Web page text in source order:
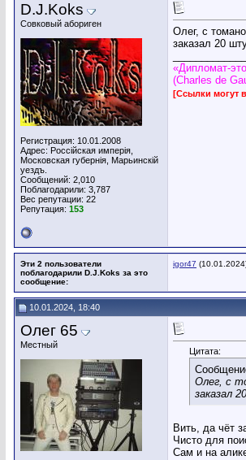
D.J.Koks
Совковый абориген
Регистрация: 10.01.2008
Адрес: Россiйская имперiя,
Московская губернiя, Марьинскiй
уездъ.
Сообщений: 2,010
Поблагодарили: 3,787
Вес репутации: 22
Репутация: 153
Олег, с
заказал 20
«Дипломат-
(Charles de
[Ссылки могут
Эти 2 пользователи
поблагодарили D.J.Koks за это
сообщение:
igor47
10.01.2024, 18:40
Олег 65
Местный
Цитата:
Олег, с
заказал
Вить, да чёт
Чисто для
Сам и на